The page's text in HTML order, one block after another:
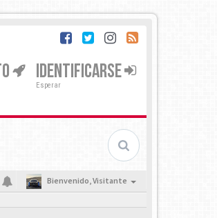
IDENTIFICARSE
Esperar
Bienvenido,Visitante